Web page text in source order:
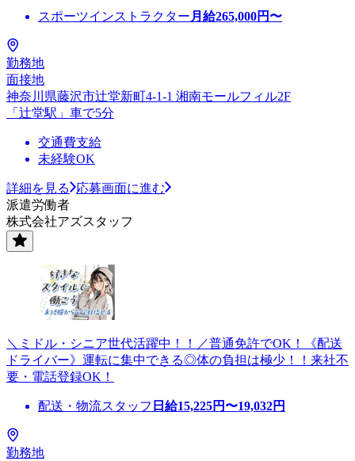
スポーツインストラクター 月給265,000円〜
勤務地
面接地
神奈川県藤沢市辻堂新町4-1-1 湘南モールフィル2F
「辻堂駅」車で5分
交通費支給
未経験OK
詳細を見る
応募画面に進む
派遣労働者
株式会社アズスタッフ
＼ミドル・シニア世代活躍中！！／普通免許でOK！《配送
ドライバー》運転に集中できる◎体の負担は極少！！来社不
要・電話登録OK！
配送・物流スタッフ 日給15,225円〜19,032円
勤務地